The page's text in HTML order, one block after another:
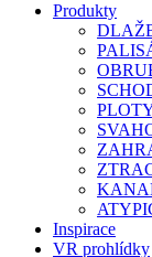
Produkty
Inspirace
VR prohlídky